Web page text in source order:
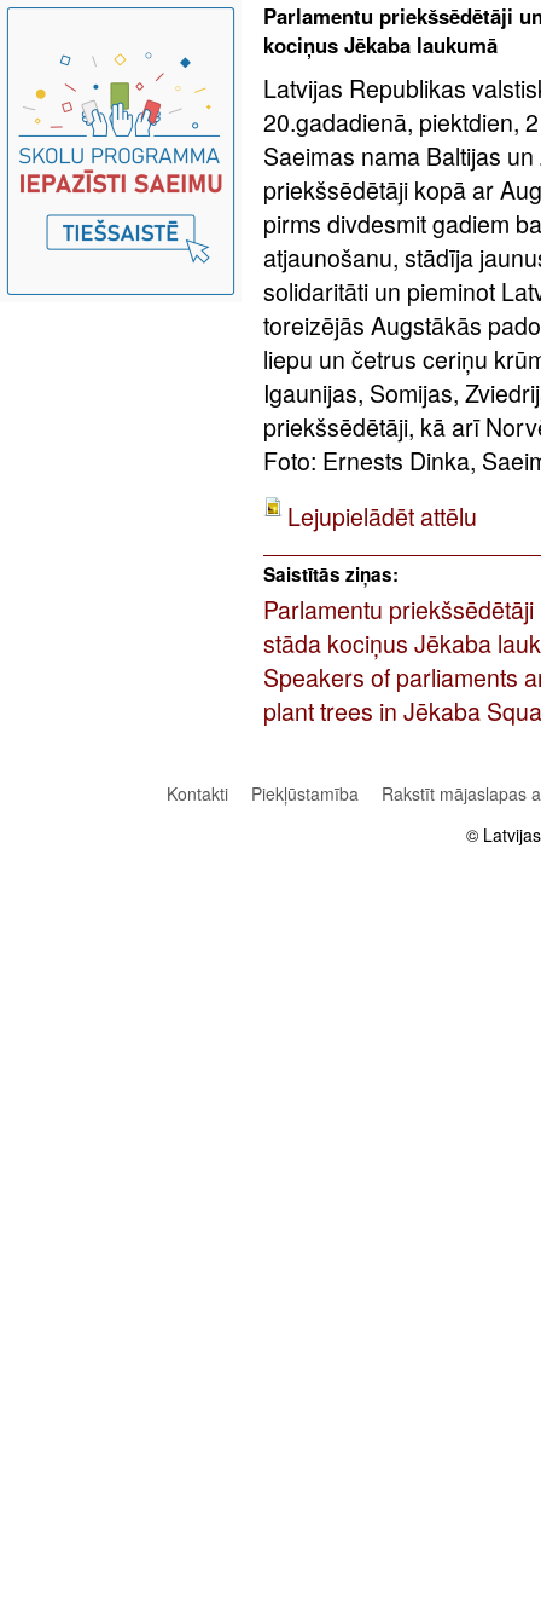
Parlamentu priekšsēdētāji
kociņus Jēkaba laukumā
Latvijas Republikas
20.gadadienā, piektdien,
Saeimas nama Baltijas
priekšsēdētāji kopā ar
pirms divdesmit gadiem
atjaunošanu, stādīja
solidaritāti un pieminot
toreizējās Augstākās
liepu un četrus ceriņu
Igaunijas, Somijas,
priekšsēdētāji, kā arī
Foto: Ernests Dinka,
Lejupielādēt attēlu
Saistītās ziņas:
Parlamentu
stāda kociņus Jēkaba
Speakers of parliaments
plant trees in Jēkaba
Kontakti Piekļūstamība
Rakstīt mājaslapas
©